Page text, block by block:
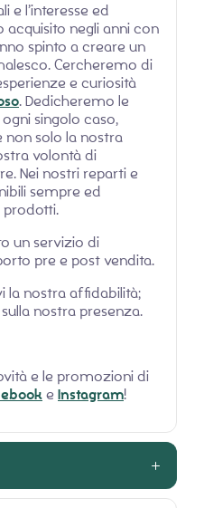
e l’interesse ed
negli anni con
spinto a creare un
Cercheremo di
e curiosità
. Dedicheremo le
singolo caso,
solo la nostra
volontà di
Nei nostri reparti e
sempre ed
prodotti.
un servizio di
pre e post vendita.
la nostra affidabilità;
nostra presenza.
e le promozioni di
e Instagram!